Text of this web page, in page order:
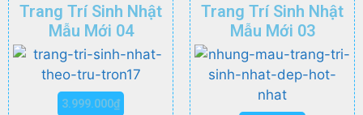
Trang Trí Sinh Nhật
Mẫu Mới 04
3.999.000₫
Trang Trí Sinh Nhật
Mẫu Mới 03